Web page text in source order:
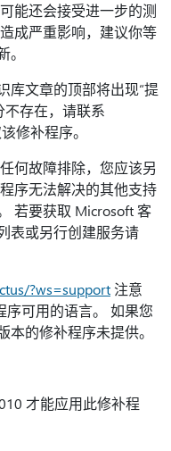
能还会接受进一步的测
成严重影响，建议你等
库文章的顶部将出现“提
不存在，请联系
修补程序。
何故障排除，您应该另
序无法解决的其他支持
若要获取 Microsoft 客
表或另行创建服务请
?ws=support注意
序可用的语言。 如果您
的修补程序未提供。
才能应用此修补程